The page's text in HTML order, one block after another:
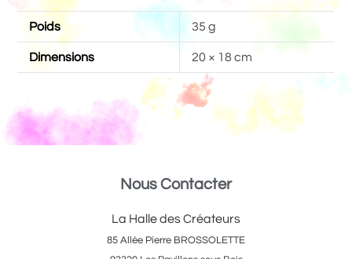
Poids 35 g
Dimensions 20 × 18 cm
Nous Contacter
La Halle des Créateurs
85 Allée Pierre BROSSOLETTE